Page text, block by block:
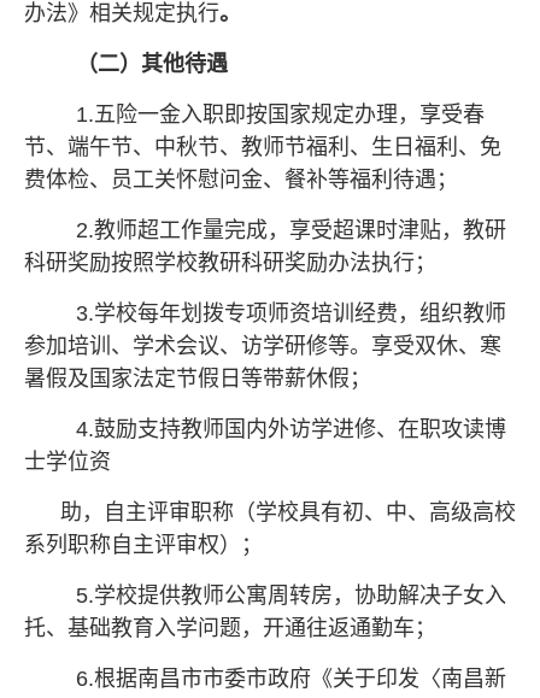
办法》相关规定执行。
（二） 其他待遇
1.五险一金入职即按国家规定办理，享受春
节、端午节、中秋节、教师节福利、生日福利、免
费体检、员工关怀慰问金、餐补等福利待遇；
2.教师超工作量完成，享受超课时津贴，教研
科研奖励按照学校教研科研奖励办法执行；
3.学校每年划拨专项师资培训经费，组织教师
参加培训、学术会议、访学研修等。享受双休、寒
暑假及国家法定节假日等带薪休假；
4.鼓励支持教师国内外访学进修、在职攻读博
士学位资
助，自主评审职称（学校具有初、中、高级高校
系列职称自主评审权）；
5.学校提供教师公寓周转房，协助解决子女入
托、基础教育入学问题，开通往返通勤车；
6.根据南昌市市委市政府《关于印发〈南昌新